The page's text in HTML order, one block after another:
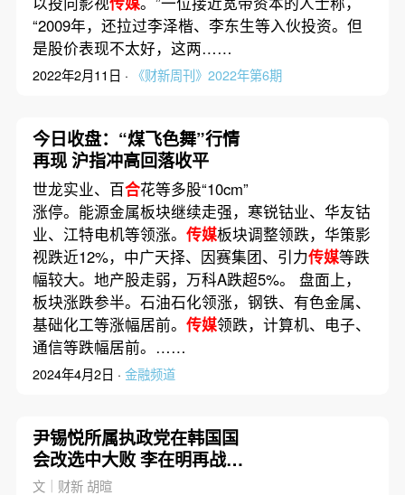
“2009年，还拉过李泽楷、李东生等入伙投资。但
是股价表现不太好，这两……
2022年2月11日 · 《财新周刊》2022年第6期
今日收盘：“煤飞色舞”行情
再现 沪指冲高回落收平
世龙实业、百合花等多股“10cm”
涨停。能源金属板块继续走强，寒锐钴业、华友钴
业、江特电机等领涨。 传媒板块调整领跌，华策影
视跌近12%，中广天择、因赛集团、引力传媒等跌
幅较大。地产股走弱，万科A跌超5%。 盘面上，
板块涨跌参半。石油石化领涨，钢铁、有色金属、
基础化工等涨幅居前。 传媒领跌，计算机、电子、
通信等跌幅居前。……
2024年4月2日 · 金融频道
尹锡悦所属执政党在韩国国
会改选中大败 李在明再战总
统大选机率提高
文｜财新 胡暄